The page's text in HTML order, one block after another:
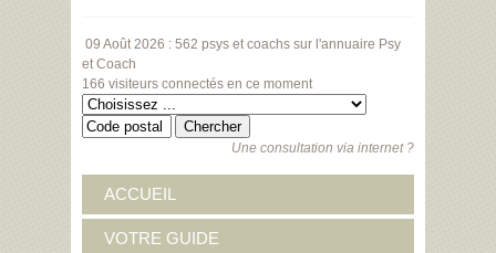
09 Août 2026 : 562 psys et coachs sur l'annuaire Psy
et Coach
166 visiteurs connectés en ce moment
Une consultation via internet ?
ACCUEIL
VOTRE GUIDE